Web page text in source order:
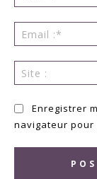
Enregistrer
navigateur pour